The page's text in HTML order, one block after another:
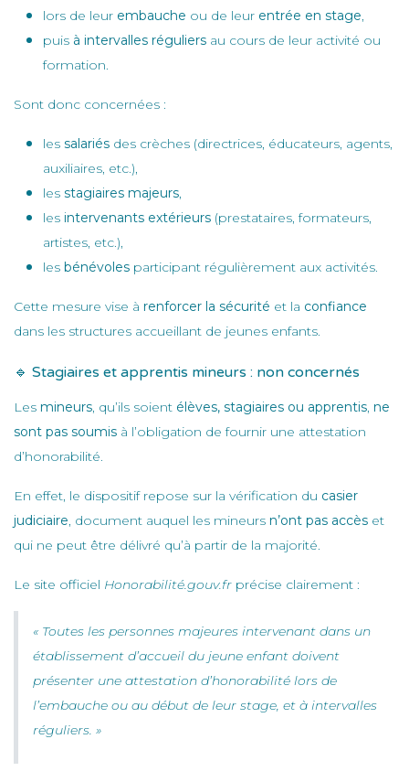
lors de leur embauche ou de leur entrée en stage,
puis à intervalles réguliers au cours de leur activité ou
formation.
Sont donc concernées :
les salariés des crèches (directrices, éducateurs, agents,
auxiliaires, etc.),
les stagiaires majeurs,
les intervenants extérieurs (prestataires, formateurs,
artistes, etc.),
les bénévoles participant régulièrement aux activités.
Cette mesure vise à renforcer la sécurité et la confiance
dans les structures accueillant de jeunes enfants.
🔹 Stagiaires et apprentis mineurs : non concernés
Les mineurs, qu’ils soient élèves, stagiaires ou apprentis, ne
sont pas soumis à l’obligation de fournir une attestation
d’honorabilité.
En effet, le dispositif repose sur la vérification du casier
judiciaire, document auquel les mineurs n’ont pas accès et
qui ne peut être délivré qu’à partir de la majorité.
Le site officiel Honorabilité.gouv.fr précise clairement :
« Toutes les personnes majeures intervenant dans un
établissement d’accueil du jeune enfant doivent
présenter une attestation d’honorabilité lors de
l’embauche ou au début de leur stage, et à intervalles
réguliers. »